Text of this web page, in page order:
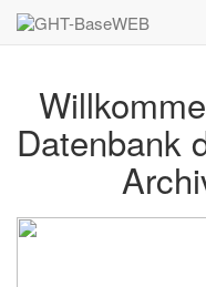
Datenbank